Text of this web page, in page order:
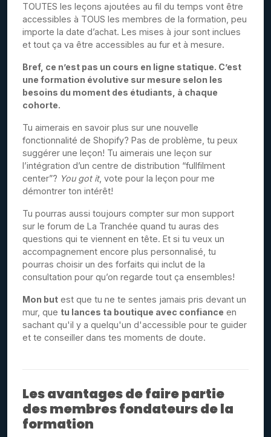
TOUTES les leçons ajoutées au fil du temps vont être
accessibles à TOUS les membres de la formation, peu
importe la date d’achat. Les mises à jour sont inclues
et tout ça va être accessibles au fur et à mesure.
Bref, ce n’est pas un cours en ligne statique. C’est
une formation évolutive sur mesure selon les
besoins du moment des étudiants, à chaque
cohorte.
Tu aimerais en savoir plus sur une nouvelle
fonctionnalité de Shopify? Pas de problème, tu peux
suggérer une leçon! Tu aimerais une leçon sur
l’intégration d’un centre de distribution “fullfilment
center”? You got it, vote pour la leçon pour me
démontrer ton intérêt!
Tu pourras aussi toujours compter sur mon support
sur le forum de La Tranchée quand tu auras des
questions qui te viennent en tête. Et si tu veux un
accompagnement encore plus personnalisé, tu
pourras choisir un des forfaits qui inclut de la
consultation pour qu’on regarde tout ça ensembles!
Mon but est que tu ne te sentes jamais pris devant un
mur, que tu lances ta boutique avec confiance en
sachant qu'il y a quelqu'un d'accessible pour te guider
et te conseiller dans tes moments de doute.
Les avantages de faire partie
des membres fondateurs de la
formation